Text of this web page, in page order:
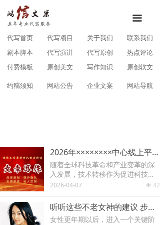
代写首页 代写项目 关于我们 联系我们
付费模板 原创美文 写作知识 原创软文
剧本脚本 代写演讲 代写原创 热点评论
约稿须知 网站公告 企业文案 网站导航
끀
2026年××××××××中心线上平台建设方案
随着全球科技革命和产业变革的深
入发展，技术转移作为促进科技创
新成果转化、推动产业升级的关键
景下，传统技术转移模式面临信息
不对称、资源配置效率不高、服务
链条不完善等挑战，难以满足新时
넶 42
2026-04-07
听听这些不老女神的建议 步入中年的你，就知道该怎么养生了！
女性更年期以后，进入一个关键阶